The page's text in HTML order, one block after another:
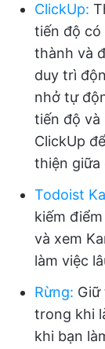
ClickUp:
tiến độ có
thành và
duy trì
nhở tự
tiến độ và
ClickUp
thiện giữa
Todoist
kiếm
và xem
làm việc
Rừng:
trong khi
khi bạn